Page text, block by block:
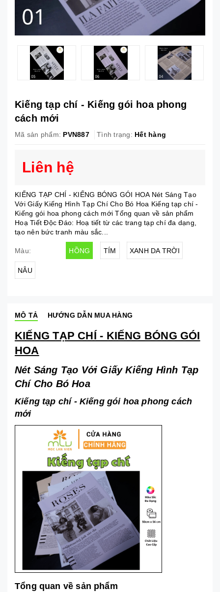
Kiếng tạp chí - Kiếng gói hoa phong
cách mới
Mã sản phẩm: PVN887 Tình trạng: Hết hàng
Liên hệ
KIẾNG TẠP CHÍ - KIẾNG BÓNG GÓI HOA Nét Sáng Tạo
Với Giấy Kiếng Hình Tạp Chí Cho Bó Hoa Kiếng tạp chí -
Kiếng gói hoa phong cách mới Tổng quan về sản phẩm
Hoạ Tiết Độc Đáo: Hoạ tiết từ các trang tạp chí đa dạng,
tạo nên bức tranh màu sắc...
Màu: HỒNG TÍM XANH DA TRỜI
NÂU
MÔ TẢ HƯỚNG DẪN MUA HÀNG
KIẾNG TẠP CHÍ - KIẾNG BÓNG GÓI
HOA
Nét Sáng Tạo Với Giấy Kiếng Hình Tạp
Chí Cho Bó Hoa
Kiếng tạp chí - Kiếng gói hoa phong cách
mới
Tổng quan về sản phẩm